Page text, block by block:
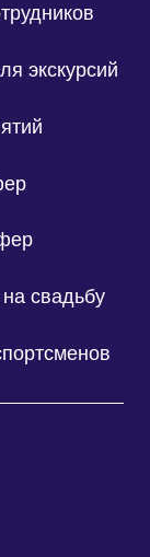
экскурсий
свадьбу